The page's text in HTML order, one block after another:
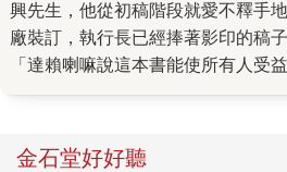
興先生，他從初稿階段就愛不釋手
廠裝訂，執行長已經捧著影印的稿
「達賴喇嘛說這本書能使所有人受
的勇氣》，書名都有一種「流行口
金石堂好好聽